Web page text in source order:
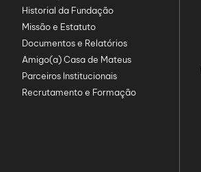
Historial da Fundação
Missão e Estatuto
Documentos e Relatórios
Amigo(a) Casa de Mateus
Parceiros Institucionais
Recrutamento e Formação